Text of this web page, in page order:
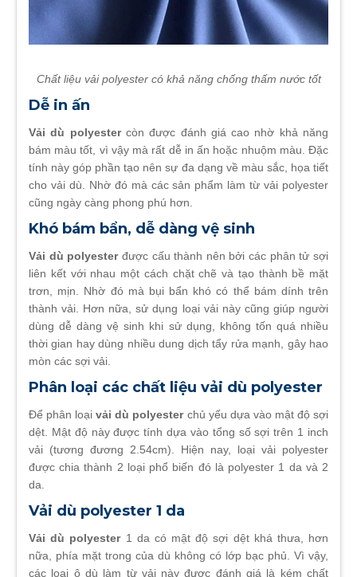
Chất liệu vải polyester có khả năng chống thấm nước tốt
Dễ in ấn
Vải dù polyestercòn được đánh giá cao nhờ khả năng
bám màu tốt, vì vậy mà rất dễ in ấn hoặc nhuộm màu. Đặc
tính này góp phần tạo nên sự đa dạng về màu sắc, họa tiết
cho vải dù. Nhờ đó mà các sản phẩm làm từ vải polyester
cũng ngày càng phong phú hơn.
Khó bám bẩn, dễ dàng vệ sinh
Vải dù polyesterđược cấu thành nên bởi các phân tử sợi
liên kết với nhau một cách chặt chẽ và tạo thành bề mặt
trơn, mịn. Nhờ đó mà bụi bẩn khó có thể bám dính trên
thành vải. Hơn nữa, sử dụng loại vải này cũng giúp người
dùng dễ dàng vệ sinh khi sử dụng, không tốn quá nhiều
thời gian hay dùng nhiều dung dịch tẩy rửa mạnh, gây hao
mòn các sợi vải.
Phân loại các chất liệu vải dù polyester
Để phân loạivải dù polyesterchủ yếu dựa vào mật độ sợi
dệt. Mật độ này được tính dựa vào tổng số sợi trên 1 inch
vải (tương đương 2.54cm). Hiện nay, loại vải polyester
được chia thành 2 loại phổ biến đó là polyester 1 da và 2
da.
Vải dù polyester 1 da
Vải dù polyester1 da có mật độ sợi dệt khá thưa, hơn
nữa, phía mặt trong của dù không có lớp bạc phủ. Vì vậy,
các loại ô dù làm từ vải này được đánh giá là kém chất